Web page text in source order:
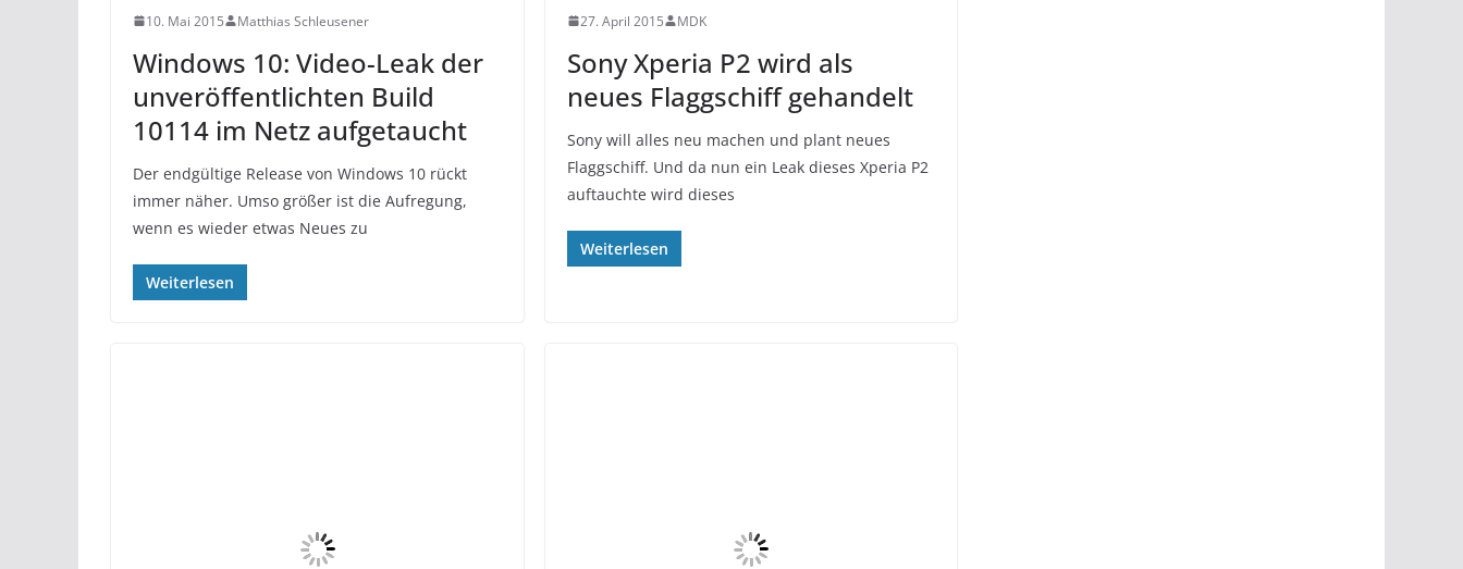
10. Mai 2015 Matthias Schleusener
Windows 10: Video-Leak der
unveröffentlichten Build
10114 im Netz aufgetaucht
Der endgültige Release von Windows 10 rückt
immer näher. Umso größer ist die Aufregung,
wenn es wieder etwas Neues zu
Weiterlesen
27. April 2015 MDK
Sony Xperia P2 wird als
neues Flaggschiff gehandelt
Sony will alles neu machen und plant neues
Flaggschiff. Und da nun ein Leak dieses Xperia P2
auftauchte wird dieses
Weiterlesen